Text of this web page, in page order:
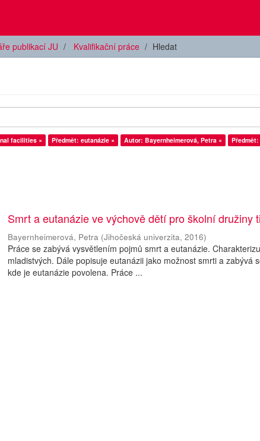
publikací JU Kvalifikační práce Hledat
facilities × Předmět: eutanázie × Autor: Bayernheimerová, Petra ×
Smrt a eutanázie ve výchově dětí pro školní družiny
Bayernheimerová, Petra (Jihočeská univerzita,2016)
Práce se zabývá vysvětlením pojmů smrt a eutanázie.
mladistvých. Dále popisuje eutanázii jako možnost smrti a zabývá
kde je eutanázie povolena. Práce ...